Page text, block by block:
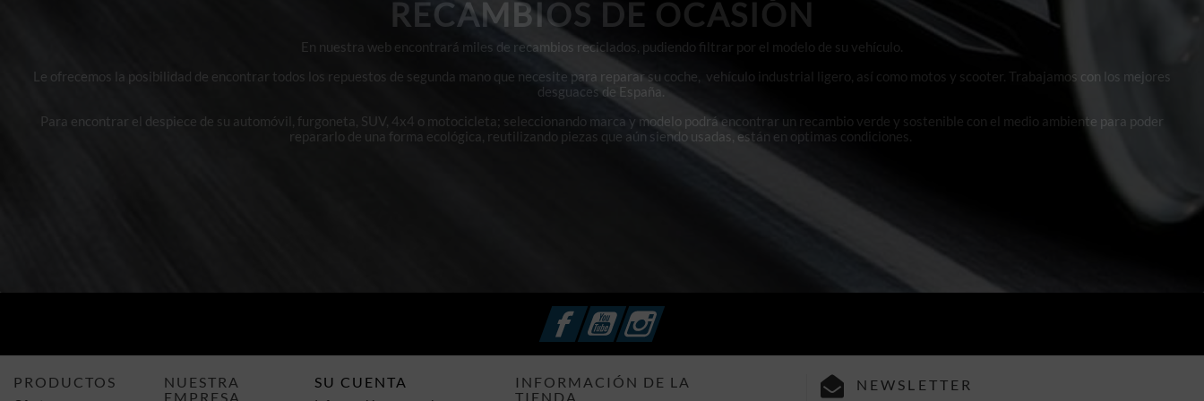
RECAMBIOS DE OCASIÓN
En nuestra web encontrará miles de recambios reciclados, pudiendo filtrar por el modelo de su vehículo.
Le ofrecemos la posibilidad de encontrar todos los repuestos de segunda mano que necesite para reparar su coche, vehículo industrial ligero, así como motos y scooter. Trabajamos con los mejores
desguaces de España.
Para encontrar el despiece de su automóvil, furgoneta, SUV, 4x4 o motocicleta; seleccionando marca y modelo podrá encontrar un recambio verde y sostenible con el medio ambiente para poder
repararlo de una forma ecológica, reutilizando piezas que aún siendo usadas, están en optimas condiciones.
FacebookYouTubeInstagram
PRODUCTOS
NUESTRA
EMPRESA
SU CUENTA
INFORMACIÓN DE LA
TIENDA
NEWSLETTER